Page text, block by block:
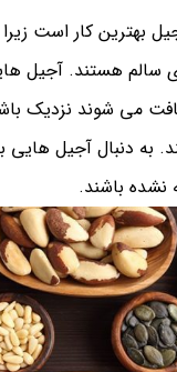
بهترین کار است
سالم هستند. آجیل
می شوند نزدیک
به دنبال آجیل هایی
نشده باشند.